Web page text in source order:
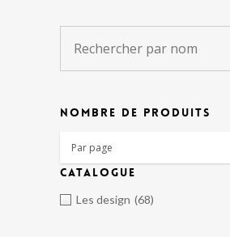
NOMBRE DE PRODUITS
CATALOGUE
Les design (68)